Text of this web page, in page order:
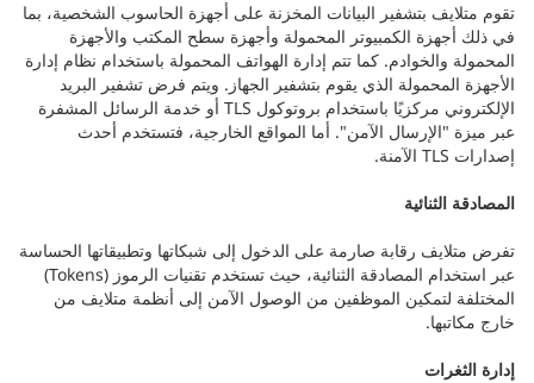
تقوم متلايف بتشفير البيانات المخزنة على أجهزة الحاسوب الشخصية، بما
في ذلك أجهزة الكمبيوتر المحمولة وأجهزة سطح المكتب والأجهزة
المحمولة والخوادم. كما تتم إدارة الهواتف المحمولة باستخدام نظام إدارة
الأجهزة المحمولة الذي يقوم بتشفير الجهاز. ويتم فرض تشفير البريد
الإلكتروني مركزيًا باستخدام بروتوكول TLS أو خدمة الرسائل المشفرة
عبر ميزة "الإرسال الآمن". أما المواقع الخارجية، فتستخدم أحدث
إصدارات TLS الآمنة.
المصادقة الثنائية
تفرض متلايف رقابة صارمة على الدخول إلى شبكاتها وتطبيقاتها الحساسة
عبر استخدام المصادقة الثنائية، حيث تستخدم تقنيات الرموز (Tokens)
المختلفة لتمكين الموظفين من الوصول الآمن إلى أنظمة متلايف من
خارج مكاتبها.
إدارة الثغرات